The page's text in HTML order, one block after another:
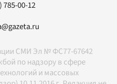
785-00-12
СМИ Эл № ФС77-67642
по надзору в сфере
и массовых